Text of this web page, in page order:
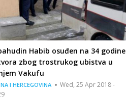
Habib osuđen na 34 godine
zbog trostrukog ubistva u
Vakufu
I HERCEGOVINA
Wed, 25 Apr 2018 -